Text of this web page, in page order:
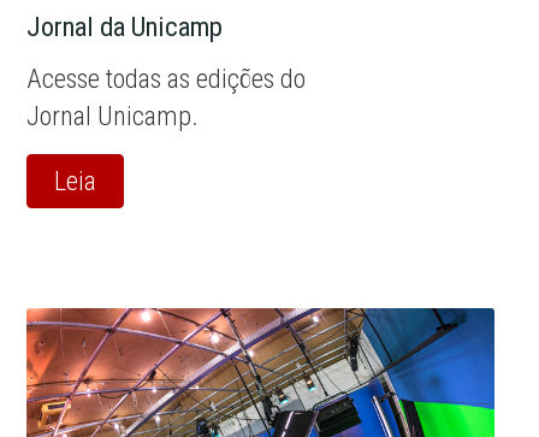
Jornal da Unicamp
Acesse todas as edições do
Jornal Unicamp.
Leia